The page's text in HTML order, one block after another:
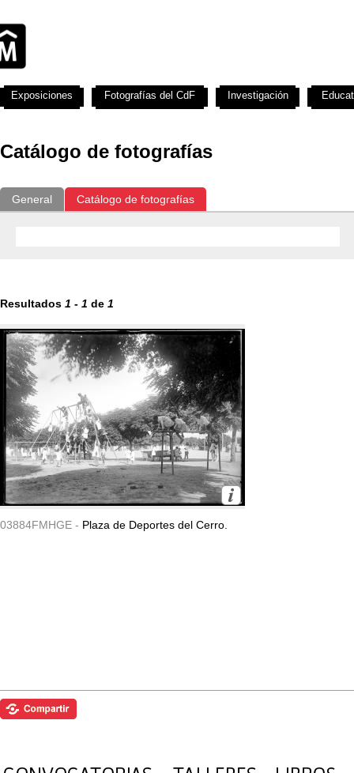
Catálogo de fotografías
General Catálogo de fotografías
Resultados 1 - 1 de 1
03884FMHGE - Plaza de Deportes del Cerro.
Exposiciones Fotografías del CdF Investigación